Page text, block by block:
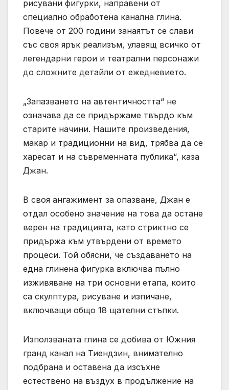
рисувани фигурки, направени от
специално обработена канална глина.
Повече от 200 години занаятът се слави
със своя ярък реализъм, улавящ всичко от
легендарни герои и театрални персонажи
до сложните детайли от ежедневието.
„Запазването на автентичността“ не
означава да се придържаме твърдо към
старите начини. Нашите произведения,
макар и традиционни на вид, трябва да се
харесат и на съвременната публика“, каза
Джан.
В своя ангажимент за опазване, Джан е
отдал особено значение на това да остане
верен на традицията, като стриктно се
придържа към утвърдени от времето
процеси. Той обясни, че създаването на
една глинена фигурка включва пълно
изживяване на три основни етапа, които
са скулптура, рисуване и изпичане,
включващи общо 18 щателни стъпки.
Използваната глина се добива от Южния
гранд канал на Тиендзин, внимателно
подбрана и оставена да изсъхне
естествено на въздух в продължение на